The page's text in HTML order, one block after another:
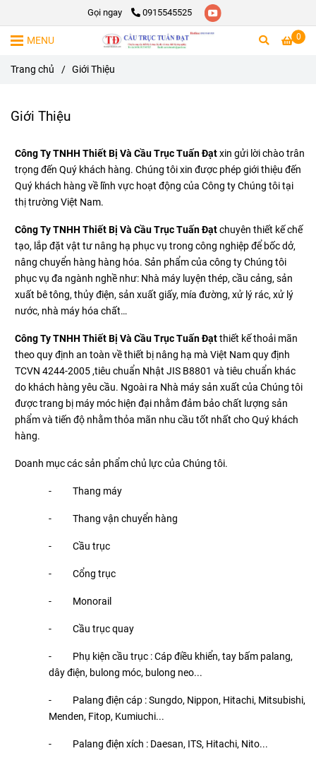
Gọi ngay 0915545525
0
MENU
Trang chủ / Giới Thiệu
Giới Thiệu
Công Ty TNHH Thiết Bị Và Cầu Trục Tuấn Đạtxin gửi lời chào trân
trọng đến Quý khách hàng. Chúng tôi xin được phép giới thiệu đến
Quý khách hàng về lĩnh vực hoạt động của Công ty Chúng tôi tại
thị trường Việt Nam.
Công Ty TNHH Thiết Bị Và Cầu Trục Tuấn Đạtchuyên thiết kế chế
tạo, lắp đặt vật tư nâng hạ phục vụ trong công nghiệp để bốc dở,
nâng chuyển hàng hàng hóa. Sản phẩm của công ty Chúng tôi
phục vụ đa ngành nghề như: Nhà máy luyện thép, cầu cảng, sản
xuất bê tông, thủy điện, sản xuất giấy, mía đường, xử lý rác, xử lý
nước, nhà máy hóa chất…
Công Ty TNHH Thiết Bị Và Cầu Trục Tuấn Đạtthiết kế thoải mãn
theo quy định an toàn về thiết bị nâng hạ mà Việt Nam quy định
TCVN 4244-2005 ,tiêu chuẩn Nhật JIS B8801 và tiêu chuẩn khác
do khách hàng yêu cầu. Ngoài ra Nhà máy sản xuất của Chúng tôi
được trang bị máy móc hiện đại nhằm đảm bảo chất lượng sản
phẩm và tiến độ nhằm thỏa mãn nhu cầu tốt nhất cho Quý khách
hàng.
Doanh mục các sản phẩm chủ lực của Chúng tôi.
- Thang máy
- Thang vận chuyển hàng
- Cầu trục
- Cổng trục
- Monorail
- Cầu trục quay
- Phụ kiện cầu trục : Cáp điều khiển, tay bấm palang,
dây điện, bulong móc, bulong neo...
- Palang điện cáp : Sungdo, Nippon, Hitachi, Mitsubishi,
Menden, Fitop, Kumiuchi...
- Palang điện xích : Daesan, ITS, Hitachi, Nito...